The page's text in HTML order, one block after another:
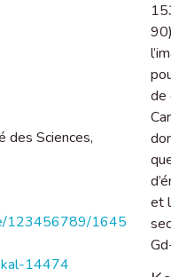
des Sciences,
123456789/1645
14474
de
et